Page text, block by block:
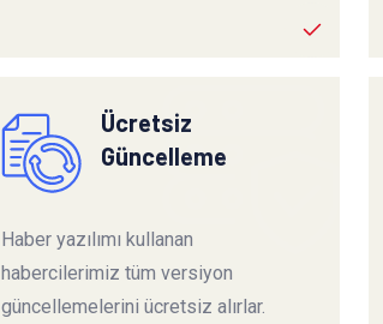
Ücretsiz
Güncelleme
Haber yazılımı kullanan
habercilerimiz tüm versiyon
güncellemelerini ücretsiz alırlar.